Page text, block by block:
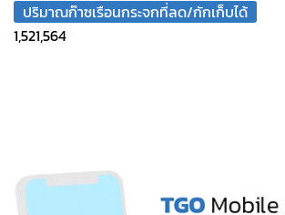
ปริมาณก๊าซเรือนกระจกที่ลด/กักเก็บได้
1,521,564